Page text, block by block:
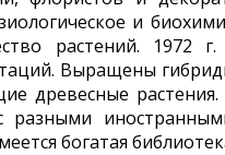
и
растений. 1972 г.
Выращены
древесные
богатая